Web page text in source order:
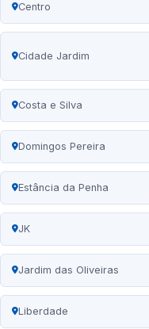
Centro
Cidade Jardim
Costa e Silva
Domingos Pereira
Estância da Penha
JK
Jardim das Oliveiras
Liberdade